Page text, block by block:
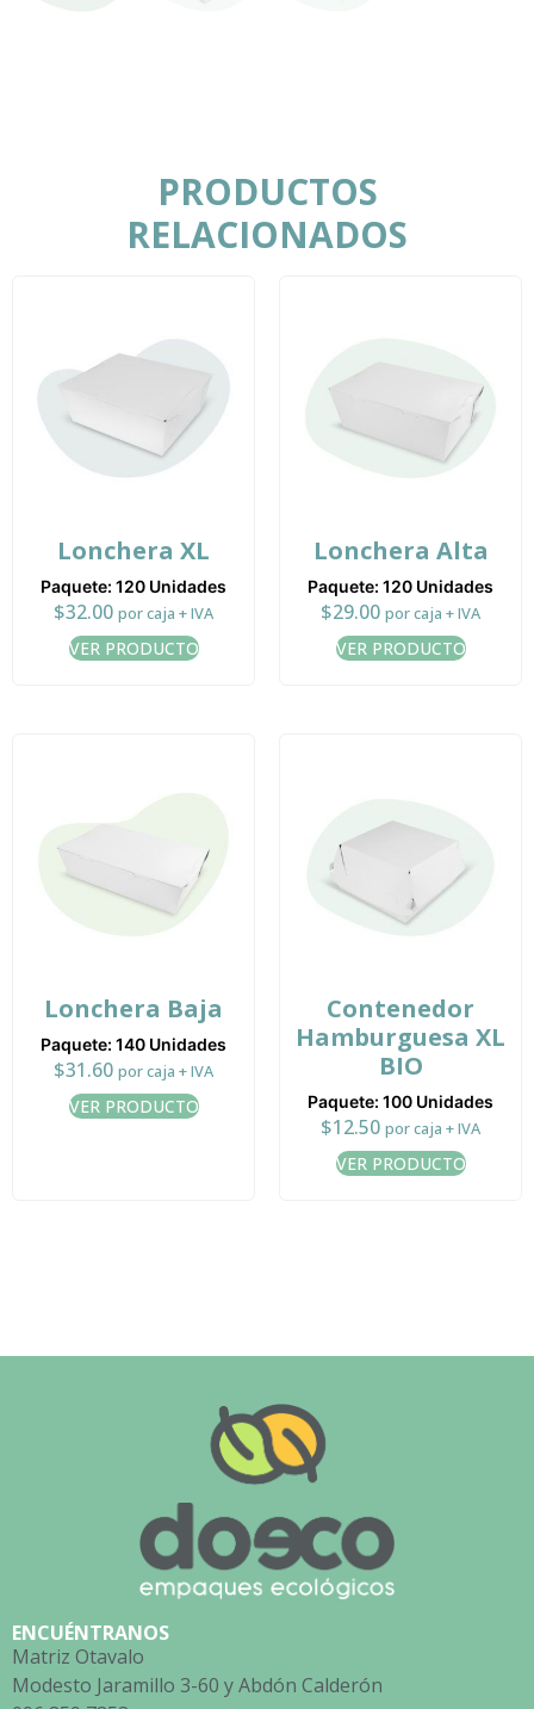
PRODUCTOS
RELACIONADOS
Lonchera XL
Paquete: 120 Unidades
$32.00 por caja + IVA
VER PRODUCTO
Lonchera Alta
Paquete: 120 Unidades
$29.00 por caja + IVA
VER PRODUCTO
Lonchera Baja
Paquete: 140 Unidades
$31.60 por caja + IVA
VER PRODUCTO
Contenedor
Hamburguesa XL
BIO
Paquete: 100 Unidades
$12.50 por caja + IVA
VER PRODUCTO
ENCUÉNTRANOS
Matriz Otavalo
Modesto Jaramillo 3-60 y Abdón Calderón